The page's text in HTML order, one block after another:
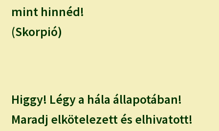
mint hinnéd!
(Skorpió)
Higgy! Légy a hála állapotában!
Maradj elkötelezett és elhivatott!